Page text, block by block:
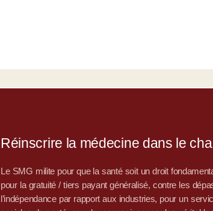
Réinscrire la médecine dans le
Le SMG milite pour que la santé soit un droit
pour la gratuité / tiers payant généralisé, contre les
l’indépendance par rapport aux industries, pour un